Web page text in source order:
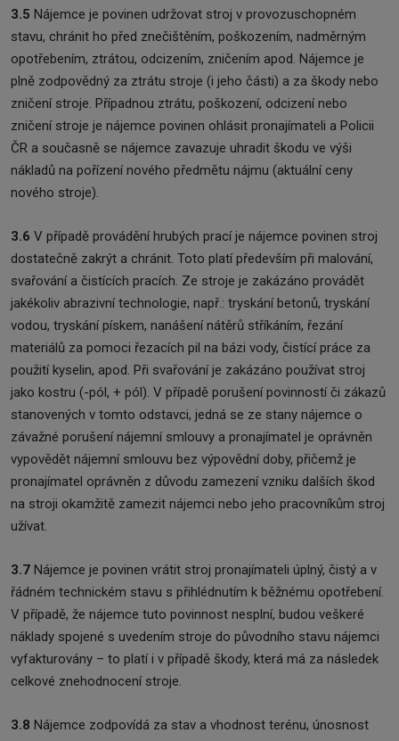
3.5 Nájemce je povinen udržovat stroj v provozuschopném
stavu, chránit ho před znečištěním, poškozením, nadměrným
opotřebením, ztrátou, odcizením, zničením apod. Nájemce je
plně zodpovědný za ztrátu stroje (i jeho části) a za škody nebo
zničení stroje. Případnou ztrátu, poškození, odcizení nebo
zničení stroje je nájemce povinen ohlásit pronajímateli a Policii
ČR a současně se nájemce zavazuje uhradit škodu ve výši
nákladů na pořízení nového předmětu nájmu (aktuální ceny
nového stroje).
3.6 V případě provádění hrubých prací je nájemce povinen stroj
dostatečně zakrýt a chránit. Toto platí především při malování,
svařování a čistících pracích. Ze stroje je zakázáno provádět
jakékoliv abrazivní technologie, např.: tryskání betonů, tryskání
vodou, tryskání pískem, nanášení nátěrů stříkáním, řezání
materiálů za pomoci řezacích pil na bázi vody, čistící práce za
použití kyselin, apod. Při svařování je zakázáno používat stroj
jako kostru (-pól, + pól). V případě porušení povinností či zákazů
stanovených v tomto odstavci, jedná se ze stany nájemce o
závažné porušení nájemní smlouvy a pronajímatel je oprávněn
vypovědět nájemní smlouvu bez výpovědní doby, přičemž je
pronajímatel oprávněn z důvodu zamezení vzniku dalších škod
na stroji okamžitě zamezit nájemci nebo jeho pracovníkům stroj
užívat.
3.7 Nájemce je povinen vrátit stroj pronajímateli úplný, čistý a v
řádném technickém stavu s přihlédnutím k běžnému opotřebení.
V případě, že nájemce tuto povinnost nesplní, budou veškeré
náklady spojené s uvedením stroje do původního stavu nájemci
vyfakturovány – to platí i v případě škody, která má za následek
celkové znehodnocení stroje.
3.8 Nájemce zodpovídá za stav a vhodnost terénu, únosnost